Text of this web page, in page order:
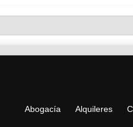
Abogacía Alquileres